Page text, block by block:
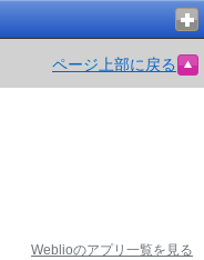
ページ上部に戻る
Weblioのアプリ一覧を見る